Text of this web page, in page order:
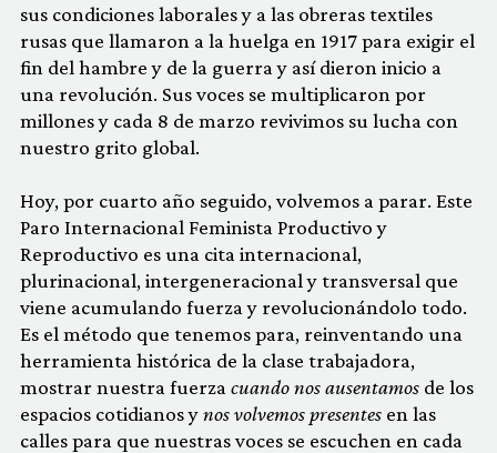
sus condiciones laborales y a las obreras textiles
rusas que llamaron a la huelga en 1917 para exigir el
fin del hambre y de la guerra y así dieron inicio a
una revolución. Sus voces se multiplicaron por
millones y cada 8 de marzo revivimos su lucha con
nuestro grito global.
Hoy, por cuarto año seguido, volvemos a parar. Este
Paro Internacional Feminista Productivo y
Reproductivo es una cita internacional,
plurinacional, intergeneracional y transversal que
viene acumulando fuerza y revolucionándolo todo.
Es el método que tenemos para, reinventando una
herramienta histórica de la clase trabajadora,
mostrar nuestra fuerza cuando nos ausentamos de los
espacios cotidianos ynos volvemos presentes en las
calles para que nuestras voces se escuchen en cada